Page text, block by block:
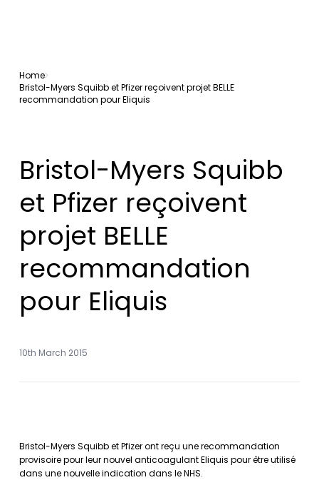
Home
Bristol-Myers Squibb et Pfizer reçoivent projet BELLE
recommandation pour Eliquis
Bristol-Myers Squibb
et Pfizer reçoivent
projet BELLE
recommandation
pour Eliquis
10th March 2015
Bristol-Myers Squibb et Pfizer ont reçu une recommandation
provisoire pour leur nouvel anticoagulant Eliquis pour être utilisé
dans une nouvelle indication dans le NHS.